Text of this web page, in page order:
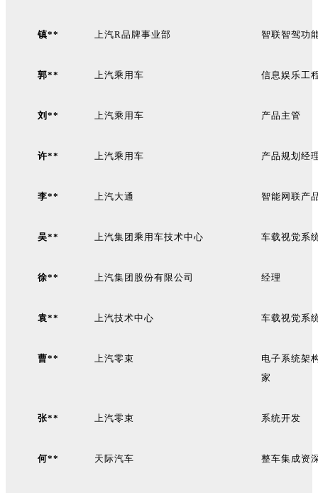
镇** 上汽R品牌事业部 智联智驾功
郭** 上汽乘用车 信息娱乐工
刘** 上汽乘用车 产品主管
许** 上汽乘用车 产品规划经
李** 上汽大通 智能网联产
吴** 上汽集团乘用车技术中心 车载视觉系
徐** 上汽集团股份有限公司 经理
袁** 上汽技术中心 车载视觉系
曹** 上汽零束
电子系统架
家
张** 上汽零束 系统开发
何** 天际汽车 整车集成资